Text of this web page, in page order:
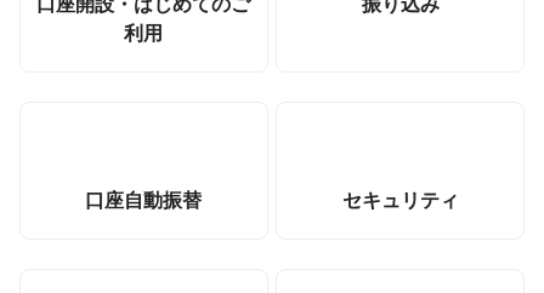
利用
口座自動振替 セキュリティ